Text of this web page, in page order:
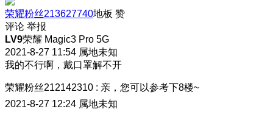
荣耀粉丝213627740地板 赞
评论 举报
LV9荣耀 Magic3 Pro 5G
2021-8-27 11:54 属地未知
我的不行啊，戴口罩解不开
荣耀粉丝212142310 : 亲，您可以参考下8楼~
2021-8-27 12:24 属地未知